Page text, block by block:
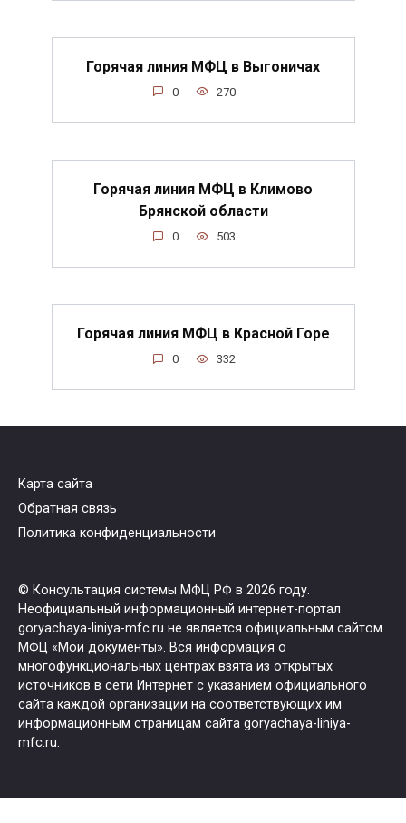
Горячая линия МФЦ в Выгоничах
0 270
Горячая линия МФЦ в Климово
Брянской области
0 503
Горячая линия МФЦ в Красной Горе
0 332
Карта сайта
Обратная связь
Политика конфиденциальности
© Консультация системы МФЦ РФ в 2026 году.
Неофициальный информационный интернет-портал
goryachaya-liniya-mfc.ru не является официальным сайтом
МФЦ «Мои документы». Вся информация о
многофункциональных центрах взята из открытых
источников в сети Интернет с указанием официального
сайта каждой организации на соответствующих им
информационным страницам сайта goryachaya-liniya-
mfc.ru.